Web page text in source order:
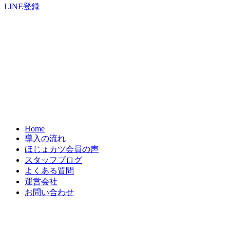
LINE登録
Home
導入の流れ
ほじょカツ会員の声
スタッフブログ
よくある質問
運営会社
お問い合わせ